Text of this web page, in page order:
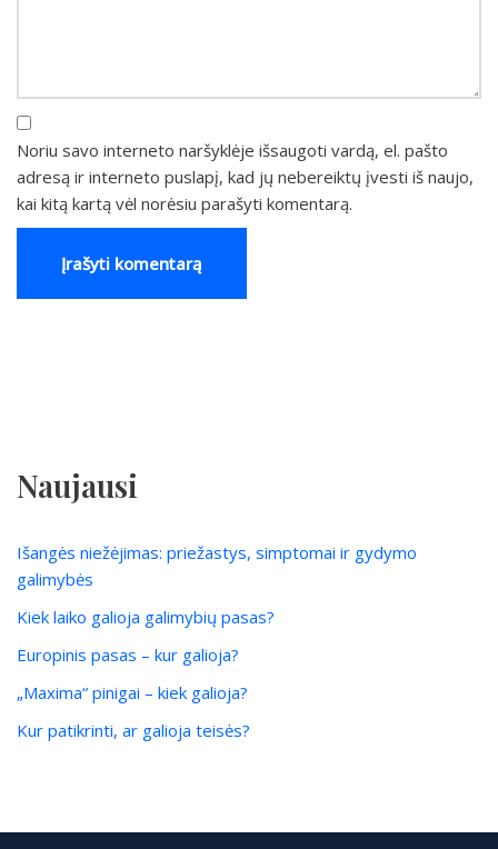
Noriu savo interneto naršyklėje išsaugoti vardą, el. pašto
adresą ir interneto puslapį, kad jų nebereiktų įvesti iš naujo,
kai kitą kartą vėl norėsiu parašyti komentarą.
Naujausi
Išangės niežėjimas: priežastys, simptomai ir gydymo
galimybės
Kiek laiko galioja galimybių pasas?
Europinis pasas – kur galioja?
„Maxima“ pinigai – kiek galioja?
Kur patikrinti, ar galioja teisės?